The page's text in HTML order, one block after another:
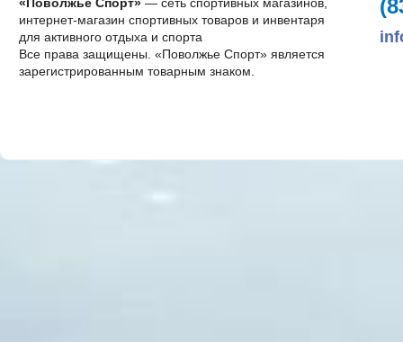
интернет-магазин спортивных товаров и инвентаря
для активного отдыха и спорта
Все права защищены. «Поволжье Спорт» является
зарегистрированным товарным знаком.